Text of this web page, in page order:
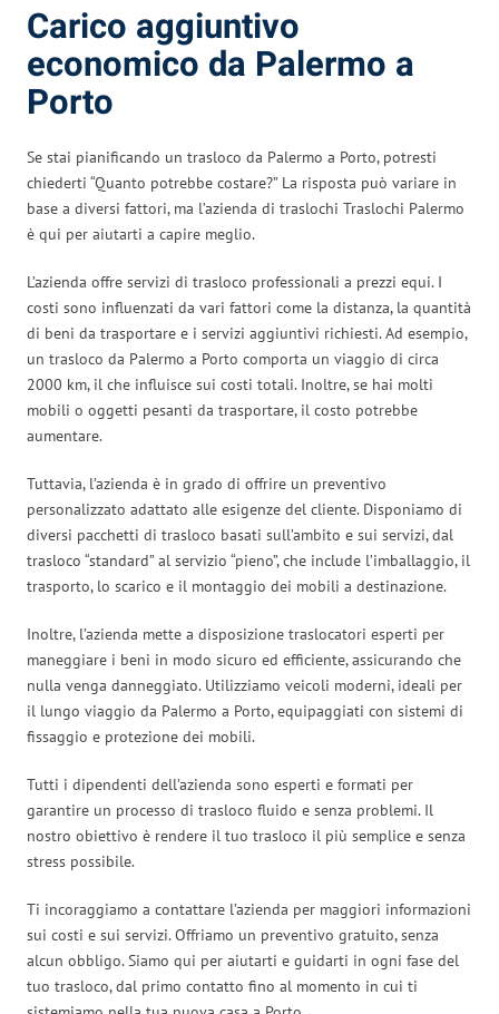
Carico aggiuntivo
economico da Palermo a
Porto
Se stai pianificando un trasloco da Palermo a Porto, potresti
chiederti “Quanto potrebbe costare?” La risposta può variare in
base a diversi fattori, ma l’azienda di traslochi Traslochi Palermo
è qui per aiutarti a capire meglio.
L’azienda offre servizi di trasloco professionali a prezzi equi. I
costi sono influenzati da vari fattori come la distanza, la quantità
di beni da trasportare e i servizi aggiuntivi richiesti. Ad esempio,
un trasloco da Palermo a Porto comporta un viaggio di circa
2000 km, il che influisce sui costi totali. Inoltre, se hai molti
mobili o oggetti pesanti da trasportare, il costo potrebbe
aumentare.
Tuttavia, l’azienda è in grado di offrire un preventivo
personalizzato adattato alle esigenze del cliente. Disponiamo di
diversi pacchetti di trasloco basati sull’ambito e sui servizi, dal
trasloco “standard” al servizio “pieno”, che include l’imballaggio, il
trasporto, lo scarico e il montaggio dei mobili a destinazione.
Inoltre, l’azienda mette a disposizione traslocatori esperti per
maneggiare i beni in modo sicuro ed efficiente, assicurando che
nulla venga danneggiato. Utilizziamo veicoli moderni, ideali per
il lungo viaggio da Palermo a Porto, equipaggiati con sistemi di
fissaggio e protezione dei mobili.
Tutti i dipendenti dell’azienda sono esperti e formati per
garantire un processo di trasloco fluido e senza problemi. Il
nostro obiettivo è rendere il tuo trasloco il più semplice e senza
stress possibile.
Ti incoraggiamo a contattare l’azienda per maggiori informazioni
sui costi e sui servizi. Offriamo un preventivo gratuito, senza
alcun obbligo. Siamo qui per aiutarti e guidarti in ogni fase del
tuo trasloco, dal primo contatto fino al momento in cui ti